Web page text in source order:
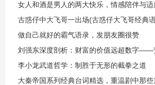
古惑仔中大飞哥一出场(古惑仔大飞哥经典
做自己就好的霸气语录，发朋友圈很赞
李小龙武道哲学：制胜于无形的截拳之道